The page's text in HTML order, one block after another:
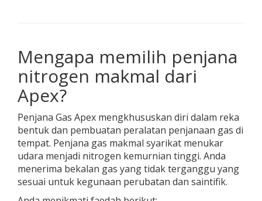
Mengapa memilih penjana
nitrogen makmal dari
Apex?
Penjana Gas Apex mengkhususkan diri dalam reka
bentuk dan pembuatan peralatan penjanaan gas di
tempat. Penjana gas makmal syarikat menukar
udara menjadi nitrogen kemurnian tinggi. Anda
menerima bekalan gas yang tidak terganggu yang
sesuai untuk kegunaan perubatan dan saintifik.